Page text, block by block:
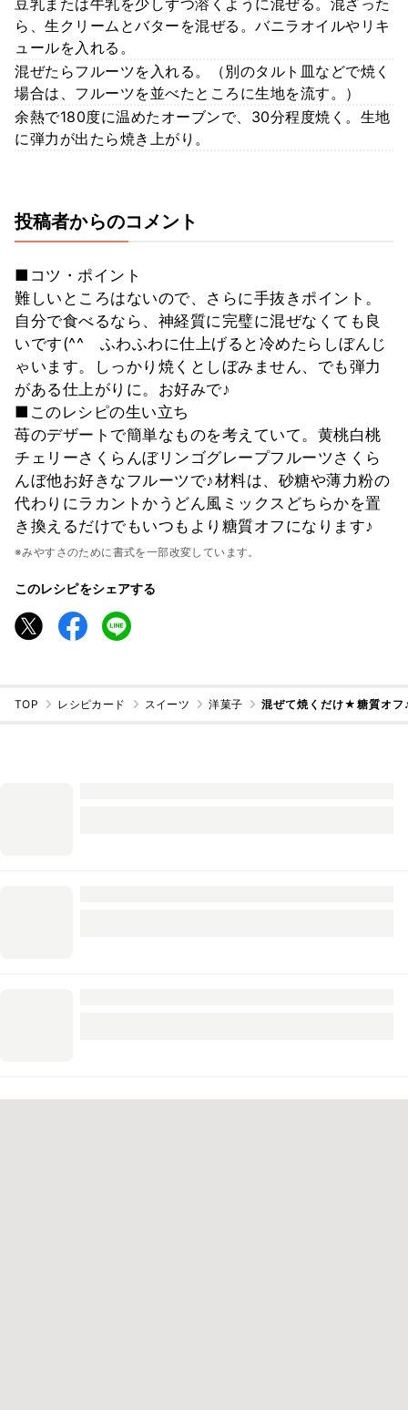
ら、生クリームとバターを混ぜる。バニラオイルやリキ
ュールを入れる。
混ぜたらフルーツを入れる。（別のタルト皿などで焼く
場合は、フルーツを並べたところに生地を流す。）
余熱で180度に温めたオーブンで、30分程度焼く。生地
に弾力が出たら焼き上がり。
投稿者からのコメント
■コツ・ポイント
難しいところはないので、さらに手抜きポイント。
自分で食べるなら、神経質に完璧に混ぜなくても良
いです(^^ゞふわふわに仕上げると冷めたらしぼんじ
ゃいます。しっかり焼くとしぼみません、でも弾力
がある仕上がりに。お好みで♪
■このレシピの生い立ち
苺のデザートで簡単なものを考えていて。黄桃白桃
チェリーさくらんぼリンゴグレープフルーツさくら
んぼ他お好きなフルーツで♪材料は、砂糖や薄力粉の
代わりにラカントかうどん風ミックスどちらかを置
き換えるだけでもいつもより糖質オフになります♪
※みやすさのために書式を一部改変しています。
このレシピをシェアする
TOP レシピカード スイーツ 洋菓子 混ぜて焼くだけ★糖質オフ